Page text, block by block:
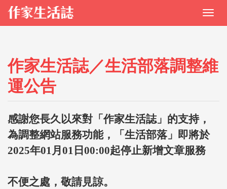
作家生活誌／生活部落調整維
運公告
感謝您長久以來對「作家生活誌」的支持，
為調整網站服務功能，「生活部落」即將於
2025年01月01日00:00起停止新增文章服務
不便之處，敬請見諒。